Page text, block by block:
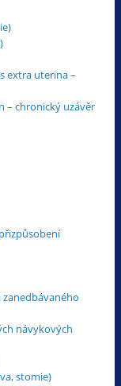
extra uterina –
– chronický uzávěr
návykových
stomie)